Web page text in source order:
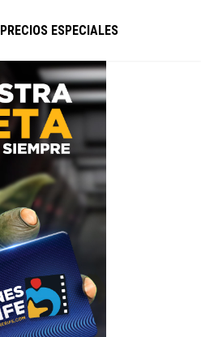
PRECIOS ESPECIALES